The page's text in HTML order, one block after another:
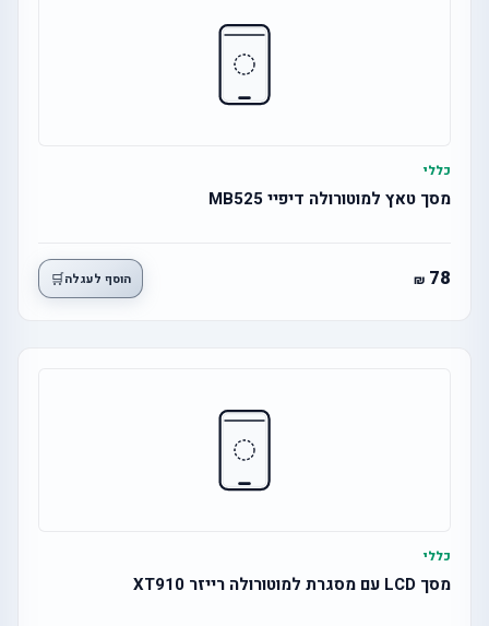
כללי
מסך טאץ למוטורולה דיפיי MB525
78 הוסף לעגלה🛒
כללי
מסך LCD עם מסגרת למוטורולה רייזר XT910